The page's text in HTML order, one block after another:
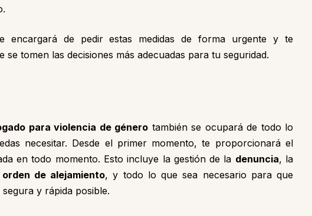
encargará de pedir estas medidas de forma urgente y te
tomen las decisiones más adecuadas para tu seguridad.
para violencia de género también se ocupará de todo lo
necesitar. Desde el primer momento, te proporcionará el
en todo momento. Esto incluye la gestión de la denuncia, la
orden de alejamiento, y todo lo que sea necesario para que
y rápida posible.